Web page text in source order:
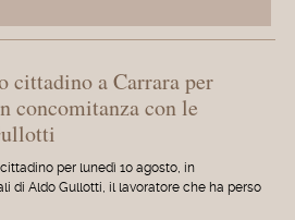
cittadino a Carrara per
concomitanza con le
per lunedì 10 agosto, in
di Aldo Gullotti, il lavoratore che ha perso